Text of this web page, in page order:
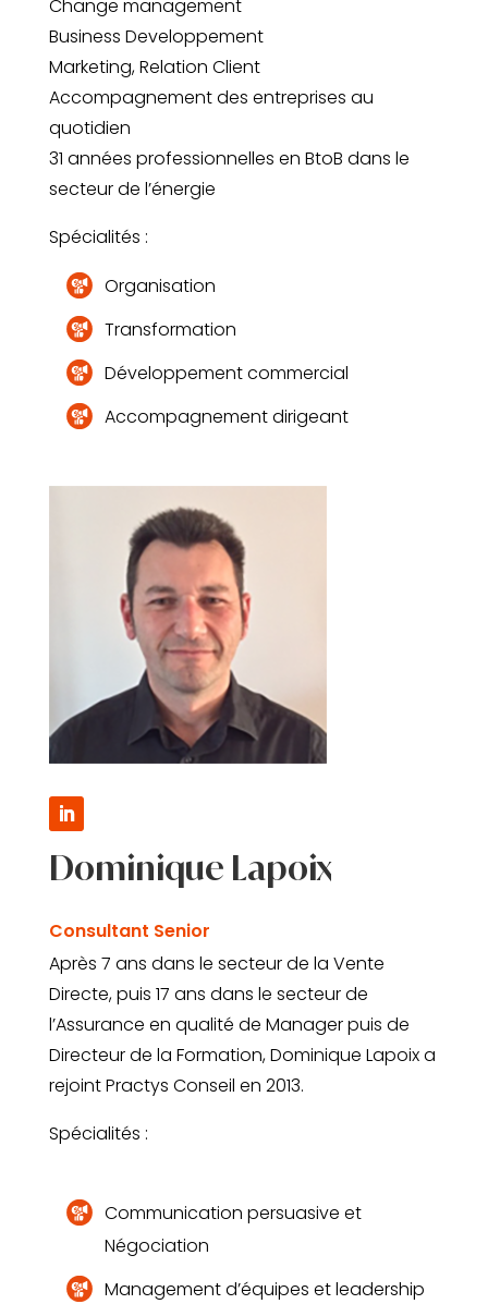
Change management
Business Developpement
Marketing, Relation Client
Accompagnement des entreprises au
quotidien
31 années professionnelles en BtoB dans le
secteur de l’énergie
Spécialités :
Organisation
Transformation
Développement commercial
Accompagnement dirigeant
Dominique Lapoix
Consultant Senior
Après 7 ans dans le secteur de la Vente
Directe, puis 17 ans dans le secteur de
l’Assurance en qualité de Manager puis de
Directeur de la Formation, Dominique Lapoix a
rejoint Practys Conseil en 2013.
Spécialités :
Communication persuasive et
Négociation
Management d’équipes et leadership